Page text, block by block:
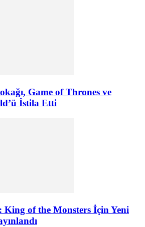
Game of Thrones ve
İstila Etti
King of the Monsters İçin Yeni